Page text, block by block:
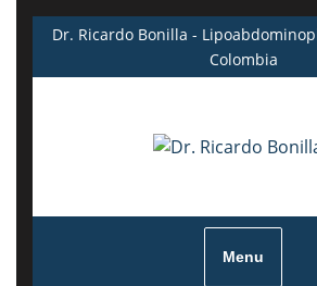
Skip
Dr. Ricardo Bonilla -
Colombia
Menu